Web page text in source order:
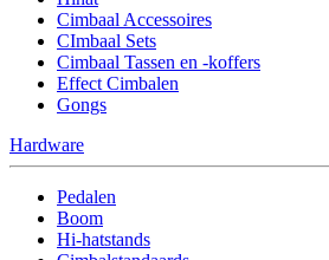
Cimbaal Accessoires
CImbaal Sets
Cimbaal Tassen en -koffers
Effect Cimbalen
Gongs
Hardware
Pedalen
Boom
Hi-hatstands